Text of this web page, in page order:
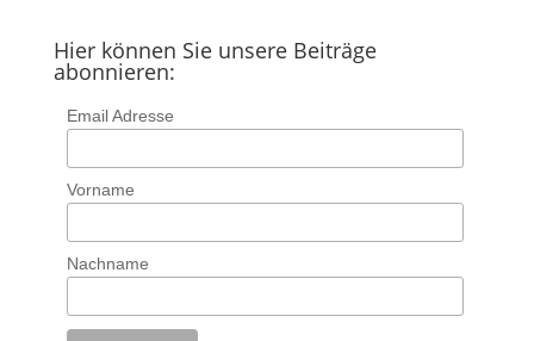
Hier können Sie unsere Beiträge
abonnieren:
Email Adresse
Vorname
Nachname